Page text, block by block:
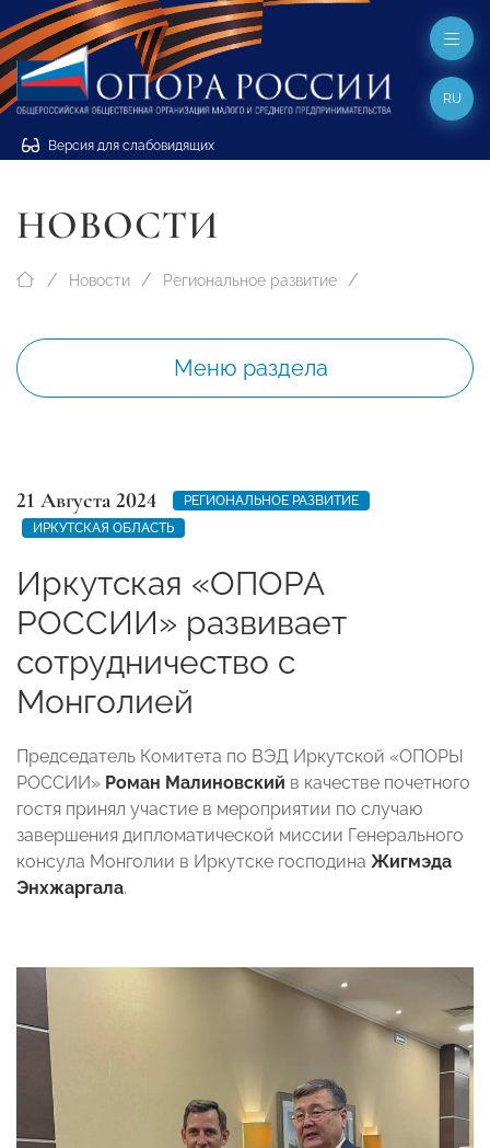
Версия для слабовидящих
RU
НОВОСТИ
Новости Региональное развитие
Меню раздела
21 Августа 2024
РЕГИОНАЛЬНОЕ РАЗВИТИЕ
ИРКУТСКАЯ ОБЛАСТЬ
Иркутская «ОПОРА
РОССИИ» развивает
сотрудничество с
Монголией
Председатель Комитета по ВЭД Иркутской «ОПОРЫ
РОССИИ» Роман Малиновский в качестве почетного
гостя принял участие в мероприятии по случаю
завершения дипломатической миссии Генерального
консула Монголии в Иркутске господина Жигмэда
Энхжаргала.